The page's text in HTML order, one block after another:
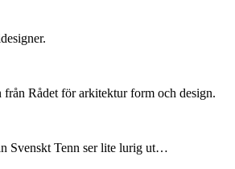
från Rådet för arkitektur form och design.
Svenskt Tenn ser lite lurig ut…